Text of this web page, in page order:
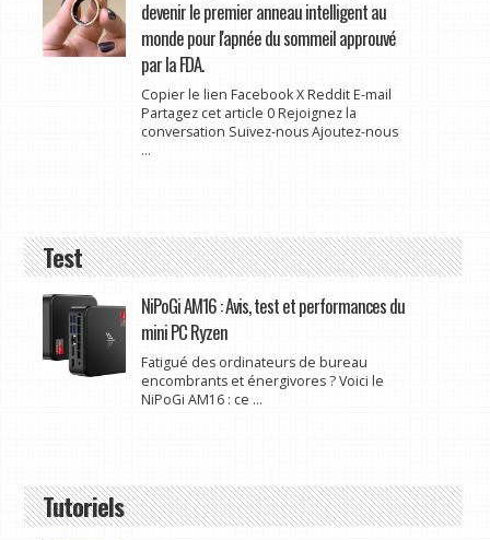
devenir le premier anneau intelligent au
monde pour l'apnée du sommeil approuvé
par la FDA.
Copier le lien Facebook X Reddit E-mail
Partagez cet article 0 Rejoignez la
conversation Suivez-nous Ajoutez-nous
...
Test
NiPoGi AM16 : Avis, test et performances du
mini PC Ryzen
Fatigué des ordinateurs de bureau
encombrants et énergivores ? Voici le
NiPoGi AM16 : ce ...
Tutoriels